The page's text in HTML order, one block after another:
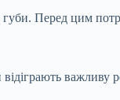
Перед цим
важливу